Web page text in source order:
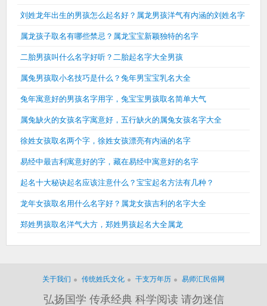
刘姓龙年出生的男孩怎么起名好？属龙男孩洋气有内涵的刘姓名字
属龙孩子取名有哪些禁忌？属龙宝宝新颖独特的名字
二胎男孩叫什么名字好听？二胎起名字大全男孩
属兔男孩取小名技巧是什么？兔年男宝宝乳名大全
兔年寓意好的男孩名字用字，兔宝宝男孩取名简单大气
属兔缺火的女孩名字寓意好，五行缺火的属兔女孩名字大全
徐姓女孩取名两个字，徐姓女孩漂亮有内涵的名字
易经中最吉利寓意好的字，藏在易经中寓意好的名字
起名十大秘诀起名应该注意什么？宝宝起名方法有几种？
龙年女孩取名用什么名字好？属龙女孩吉利的名字大全
郑姓男孩取名洋气大方，郑姓男孩起名大全属龙
关于我们 传统姓氏文化 干支万年历 易师汇民俗网
弘扬国学 传承经典 科学阅读 请勿迷信